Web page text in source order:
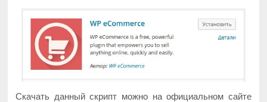
Скачать данный скрипт можно на официальном сайте